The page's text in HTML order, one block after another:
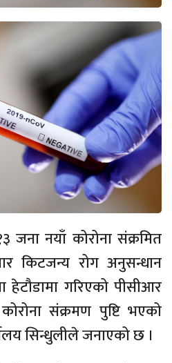
जना नयाँ कोरोना संक्रमित
किटजन्य रोग अनुसन्धान
हेटौडामा गरिएको पीसीआर
संक्रमण पुष्टि भएको
सिन्धुलीले जनाएको छ ।